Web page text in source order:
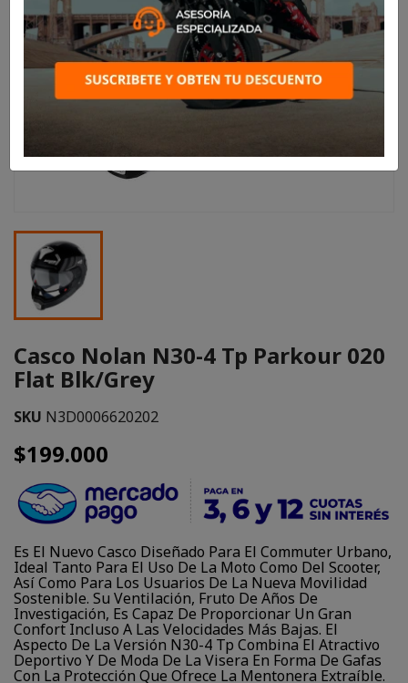
Casco Nolan N30-4 Tp Parkour 020
Flat Blk/Grey
SKU N3D0006620202
$199.000
Es El Nuevo Casco Diseñado Para El Commuter Urbano,
Ideal Tanto Para El Uso De La Moto Como Del Scooter,
Así Como Para Los Usuarios De La Nueva Movilidad
Sostenible. Su Ventilación, Fruto De Años De
Investigación, Es Capaz De Proporcionar Un Gran
Confort Incluso A Las Velocidades Más Bajas. El
Aspecto De La Versión N30-4 Tp Combina El Atractivo
Deportivo Y De Moda De La Visera En Forma De Gafas
Con La Protección Que Ofrece La Mentonera Extraíble.